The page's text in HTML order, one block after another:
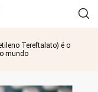
Tereftalato) é o
mundo